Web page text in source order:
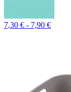
7,30 € - 7,90 €